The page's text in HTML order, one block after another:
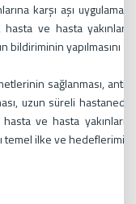
karşı aşı
ve hasta
bildiriminin yapılmasını
sağlanması,
uzun süreli
ve hasta
temel ilke ve